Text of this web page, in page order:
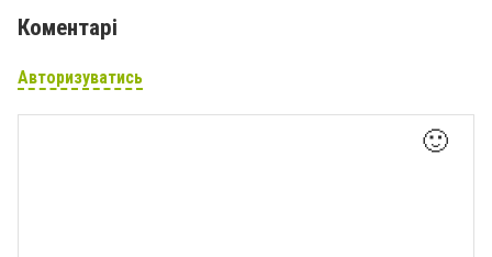
Коментарі
Авторизуватись
🙂